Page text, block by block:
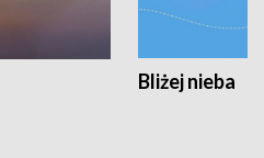
Bliżej nieba